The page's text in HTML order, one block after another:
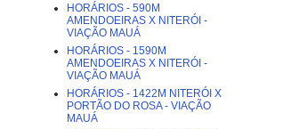
HORÁRIOS - 590M
AMENDOEIRAS X NITERÓI -
VIAÇÃO MAUÁ
HORÁRIOS - 1590M
AMENDOEIRAS X NITERÓI -
VIAÇÃO MAUÁ
HORÁRIOS - 1422M NITERÓI X
PORTÃO DO ROSA - VIAÇÃO
MAUÁ